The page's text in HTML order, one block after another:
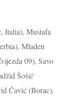
Italia), Mustafa
Mladen
09), Savo
Šošić
Čavić (Borac),